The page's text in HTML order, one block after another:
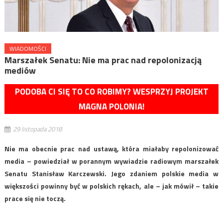
WIADOMOŚCI
Marszałek Senatu: Nie ma prac nad repolonizacją
mediów
PODOBA CI SIĘ TO CO ROBIMY? WESPRZYJ PROJEKT
MAGNA POLONIA!
29 listopada 2018
Nie ma obecnie prac nad ustawą, która miałaby repolonizować
media – powiedział w porannym wywiadzie radiowym marszałek
Senatu Stanisław Karczewski. Jego zdaniem polskie media w
większości powinny być w polskich rękach, ale – jak mówił – takie
prace się nie toczą.